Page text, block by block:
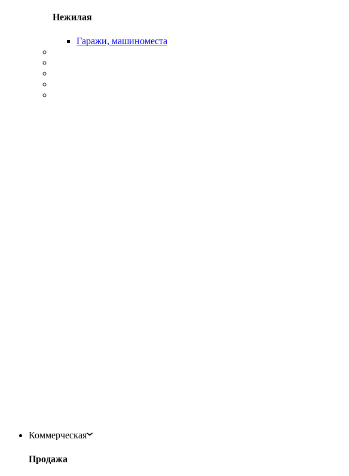
Нежилая
Гаражи, машиноместа
Коммерческая
Продажа